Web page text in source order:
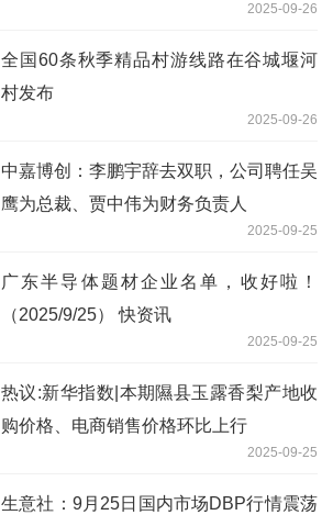
2025-09-26
全国60条秋季精品村游线路在谷城堰河
村发布
2025-09-26
中嘉博创：李鹏宇辞去双职，公司聘任吴
鹰为总裁、贾中伟为财务负责人
2025-09-25
广东半导体题材企业名单，收好啦！
（2025/9/25） 快资讯
2025-09-25
热议:新华指数|本期隰县玉露香梨产地收
购价格、电商销售价格环比上行
2025-09-25
生意社：9月25日国内市场DBP行情震荡